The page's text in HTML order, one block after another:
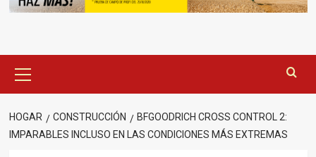
principal
HOGAR CONSTRUCCIÓN
BFGOODRICH CROSS CONTROL 2:
IMPARABLES INCLUSO EN LAS CONDICIONES MÁS EXTREMAS